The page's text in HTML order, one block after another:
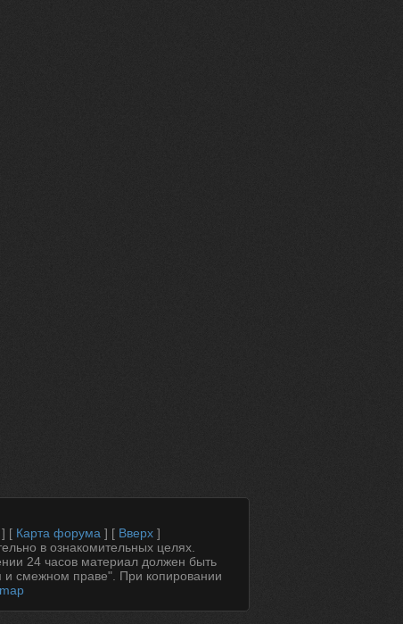
] [ Карта форума ] [ Вверх]
в ознакомительных целях.
24 часов материал должен быть
и смежном праве". При копировании